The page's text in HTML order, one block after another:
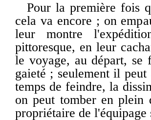
Pour la première fois
cela va encore ; on
leur montre
pittoresque, en leur
le voyage, au départ, se
gaieté ; seulement il
temps de feindre, la
on peut tomber en
propriétaire de